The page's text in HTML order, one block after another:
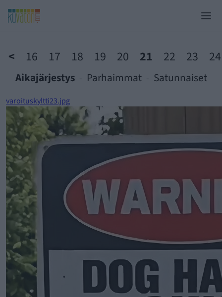
Kaikenmoissii kuvei
Aikajärjestys
Parhaimmat
Satunnaiset
Nettikasinot
Ilmaiskierrokset
Uudet nettikasinot
Pikakasinot
Suomalaiset nettikasinot
Parhaat nettikasinot
Kasinobonukset
Lähetä kuva
Tunnus
Salasana
Muista minut
Kirjaudu
< 16 17 18 19 20 21 22 23 24
Aikajärjestys - Parhaimmat - Satunnaiset
varoituskyltti23.jpg